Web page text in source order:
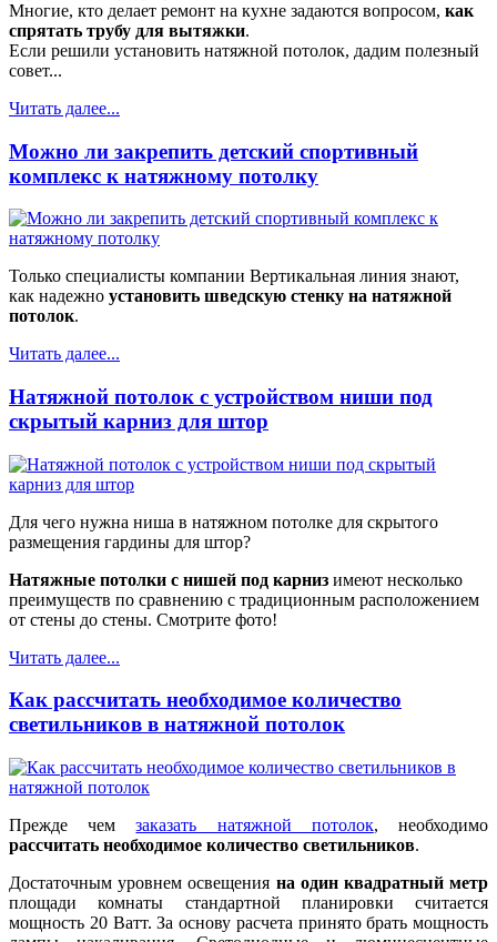
Многие, кто делает ремонт на кухне задаются вопросом, как
спрятать трубу для вытяжки.
Если решили установить натяжной потолок, дадим полезный
совет...
Читать далее...
Можно ли закрепить детский спортивный
комплекс к натяжному потолку
Только специалисты компании Вертикальная линия знают,
как надежно установить шведскую стенку на натяжной
потолок.
Читать далее...
Натяжной потолок с устройством ниши под
скрытый карниз для штор
Для чего нужна ниша в натяжном потолке для скрытого
размещения гардины для штор?
Натяжные потолки с нишей под карниз имеют несколько
преимуществ по сравнению с традиционным расположением
от стены до стены. Смотрите фото!
Читать далее...
Как рассчитать необходимое количество
светильников в натяжной потолок
Прежде чемзаказать натяжной потолок, необходимо
рассчитать необходимое количество светильников.
Достаточным уровнем освещения на один квадратный метр
площади комнаты стандартной планировки считается
мощность 20 Ватт. За основу расчета принято брать мощность